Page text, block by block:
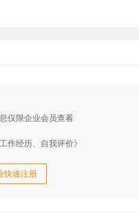
仅限企业会员查看
作经历、自我评价》
快速注册